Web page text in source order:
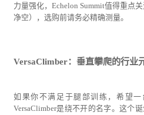
力量强化，Echelon Summit值得重点
净空），选购前请务必精确测量。
VersaClimber：垂直攀爬的行业
如果你不满足于腿部训练，希望
VersaClimber是绕不开的名字。这个